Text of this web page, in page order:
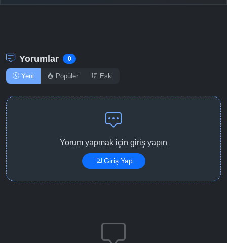
Yorumlar 0
Yeni Popüler Eski
Yorum yapmak için giriş yapın
Giriş Yap